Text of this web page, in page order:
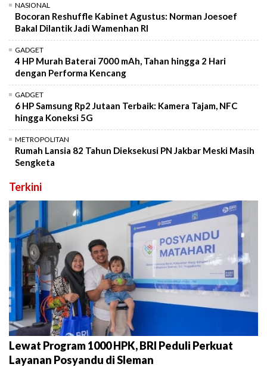
NASIONAL
Bocoran Reshuffle Kabinet Agustus: Norman Joesoef
Bakal Dilantik Jadi Wamenhan RI
GADGET
4 HP Murah Baterai 7000 mAh, Tahan hingga 2 Hari
dengan Performa Kencang
GADGET
6 HP Samsung Rp2 Jutaan Terbaik: Kamera Tajam, NFC
hingga Koneksi 5G
METROPOLITAN
Rumah Lansia 82 Tahun Dieksekusi PN Jakbar Meski Masih
Sengketa
Terkini
Lewat Program 1000 HPK, BRI Peduli Perkuat
Layanan Posyandu di Sleman